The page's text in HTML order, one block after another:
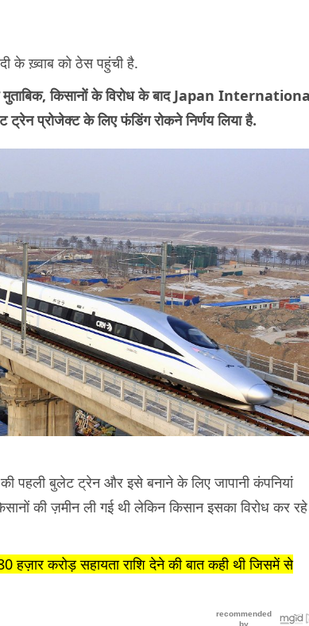
के ख़्वाब को ठेस पहुंची है.
मुताबिक, किसानों के विरोध के बाद Japan
प्रोजेक्ट के लिए फंडिंग रोकने निर्णय लिया है.
पहली बुलेट ट्रेन और इसे बनाने के लिए जापानी कंपनियां
की ज़मीन ली गई थी लेकिन किसान इसका विरोध कर रहे
करोड़ सहायता राशि देने की बात कही थी जिसमें से